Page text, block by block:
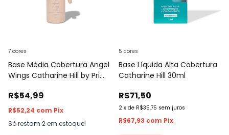
Base Média Cobertura Angel
Wings Catharine Hill by Pri
R$54,99
R$52,24 com Pix
Só restam 2em estoque!
7 cores
Base Líquida Alta Cobertura
Catharine Hill 30ml
R$71,50
2 x de R$35,75 sem juros
R$67,93 com Pix
5 cores